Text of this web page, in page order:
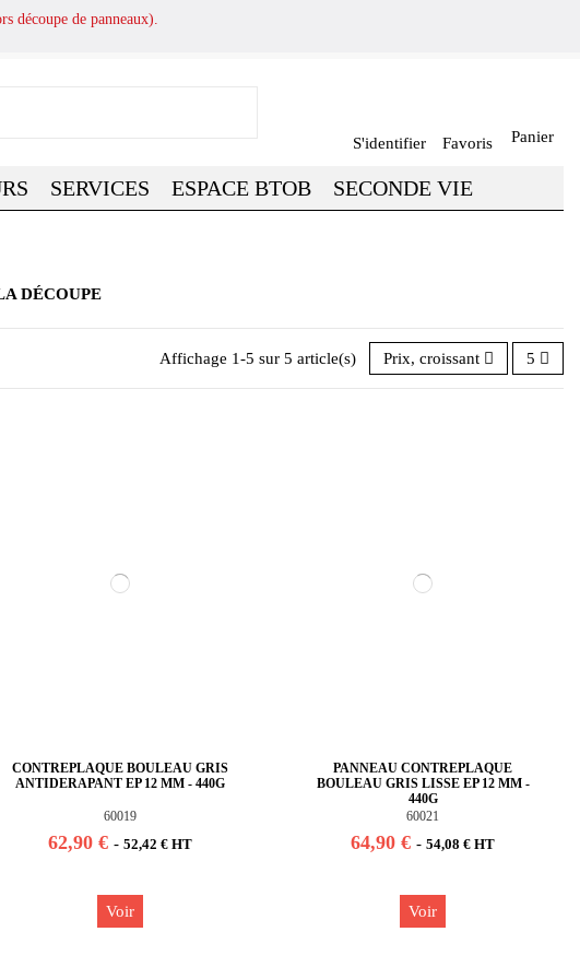
découpe de panneaux).
S'identifier Favoris Panier
SERVICES ESPACE BTOB SECONDE VIE
DÉCOUPE
Affichage 1-5 sur 5 article(s) Prix, croissant 5
CONTREPLAQUE BOULEAU GRIS
ANTIDERAPANT EP 12 MM - 440G
60019
62,90 € - 52,42 € HT
Voir
PANNEAU CONTREPLAQUE
BOULEAU GRIS LISSE EP 12 MM -
440G
60021
64,90 €-54,08 € HT
Voir